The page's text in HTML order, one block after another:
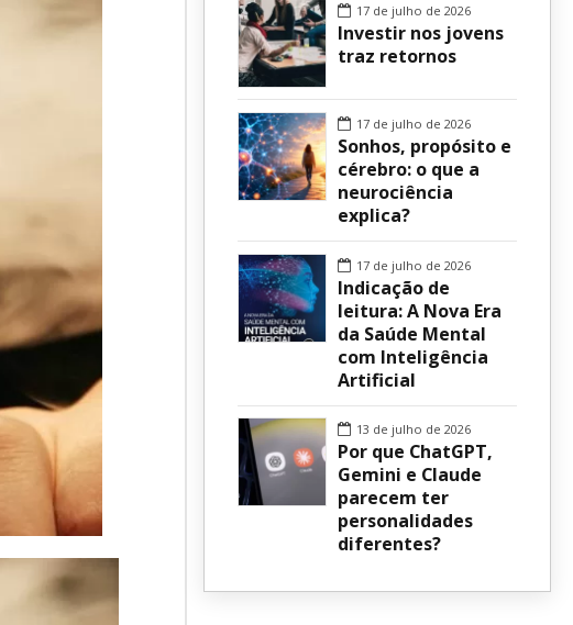
17 de julho de 2026
Investir nos jovens
traz retornos
17 de julho de 2026
Sonhos, propósito e
cérebro: o que a
neurociência
explica?
17 de julho de 2026
Indicação de
leitura: A Nova Era
da Saúde Mental
com Inteligência
Artificial
13 de julho de 2026
Por que ChatGPT,
Gemini e Claude
parecem ter
personalidades
diferentes?